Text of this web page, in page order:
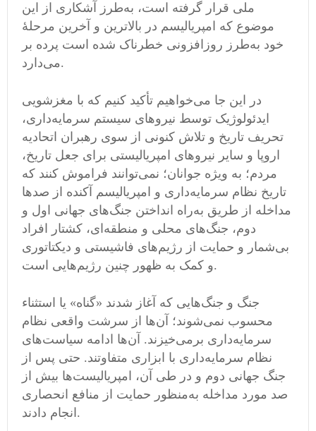
ملی قرار گرفته است، به‌طرز آشکاری از این
موضوع که امپریالیسم در بالاترین و آخرین مرحلهٔ
خود به‌طرز روزافزونی خطرناک شده است پرده بر
می‌دارد.
در این جا می‌خواهیم تأکید کنیم که با مغزشویی
ایدئولوژیک توسط نیروهای سیستم سرمایه‌داری،
تحریف تاریخ و تلاش کنونی از سوی رهبران اتحادیه
اروپا و سایر نیروهای امپریالیستی برای جعل تاریخ،
مردم؛ به ویژه جوانان؛ نمی‌توانند فراموش کنند که
تاریخ نظام سرمایه‌داری و امپریالیسم آکنده از صدها
مداخله از طریق به‌راه انداختن جنگ‌های جهانی اول و
دوم، جنگ‌های محلی و منطقه‌ای، کشتار افراد
بی‌شمار و حمایت از رژیم‌های فاشیستی و دیکتاتوری
و کمک به ظهور چنین رژیم‌هایی است.
جنگ و جنگ‌هایی که آغاز شدند «گناه» یا استثناء
محسوب نمی‌شوند؛ آن‌ها از سرشت واقعی نظام
سرمایه‌داری برمی‌خیزند. آن‌ها ادامه سیاست‌های
نظام سرمایه‌داری با ابزاری متفاوتند. حتی پس از
جنگ جهانی دوم و در طی آن، امپریالیست‌ها بیش از
صد مورد مداخله به‌منظور حمایت از منافع انحصاری
انجام دادند.